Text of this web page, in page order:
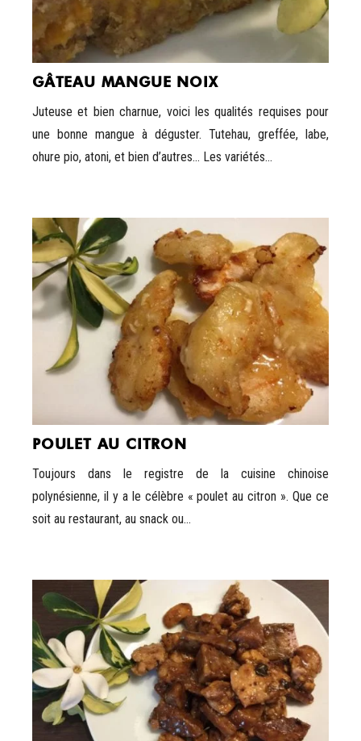
GÂTEAU MANGUE NOIX
Juteuse et bien charnue, voici les qualités requises pour
une bonne mangue à déguster. Tutehau, greffée, labe,
ohure pio, atoni, et bien d’autres... Les variétés...
POULET AU CITRON
Toujours dans le registre de la cuisine chinoise
polynésienne, il y a le célèbre « poulet au citron ». Que ce
soit au restaurant, au snack ou...